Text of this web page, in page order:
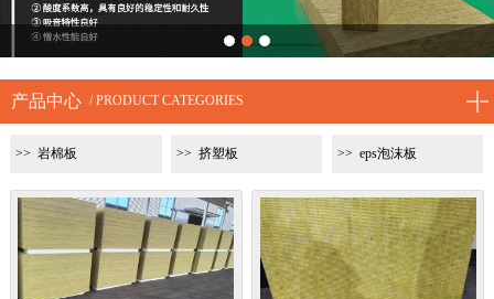
1 2 3
产品中心 / PRODUCT CATEGORIES
岩棉板 挤塑板 eps泡沫板